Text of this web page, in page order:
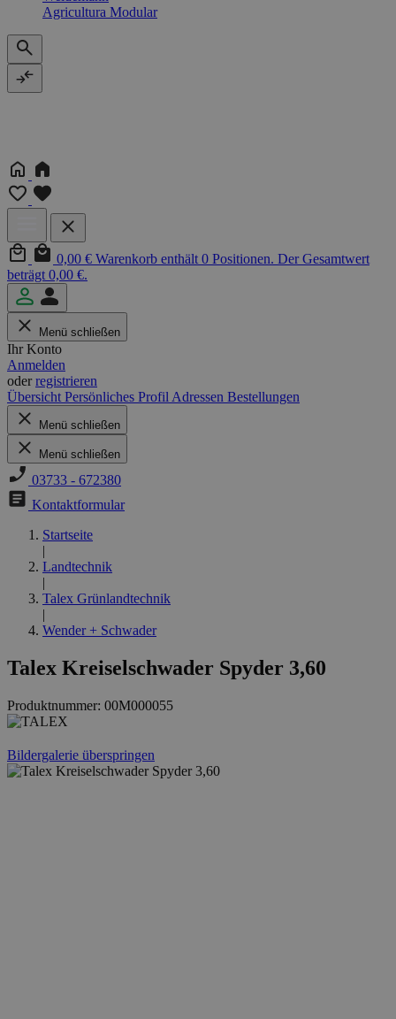
Agricultura Modular
0,00 € Warenkorb enthält 0 Positionen. Der Gesamtwert
beträgt 0,00 €.
Menü schließen
Ihr Konto
Anmelden
oderregistrieren
Übersicht Persönliches Profil Adressen Bestellungen
Menü schließen
Menü schließen
03733 - 672380
Kontaktformular
Startseite
|
Landtechnik
|
Talex Grünlandtechnik
|
Wender + Schwader
Talex Kreiselschwader Spyder 3,60
Produktnummer: 00M000055
Bildergalerie überspringen